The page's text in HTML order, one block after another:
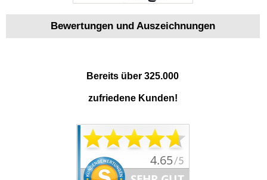
Bewertungen und Auszeichnungen
Bereits über 325.000
zufriedene Kunden!